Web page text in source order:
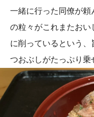
一緒に行った同僚が
の粒々がこれまたお
に削っているという
つおぶしがたっぷり乗